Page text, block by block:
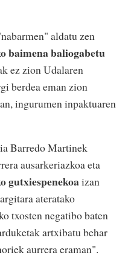
aldatu zen
baimena baliogabetu
ez zion Udalaren
berdea eman zion
ingurumen inpaktuaren
Barredo Martinek
ausarkeriazkoa eta
gutxiespenekoaizan
ateratako
txosten negatibo baten
artxibatu behar
aurrera eraman".